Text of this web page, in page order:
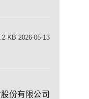
KB 2026-05-13
份有限公司